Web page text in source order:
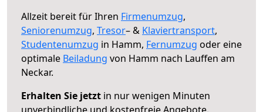
Allzeit bereit für Ihren Firmenumzug,
Seniorenumzug, Tresor– & Klaviertransport,
Studentenumzug in Hamm, Fernumzug oder eine
optimale Beiladung von Hamm nach Lauffen am
Neckar.
Erhalten Sie jetzt in nur wenigen Minuten